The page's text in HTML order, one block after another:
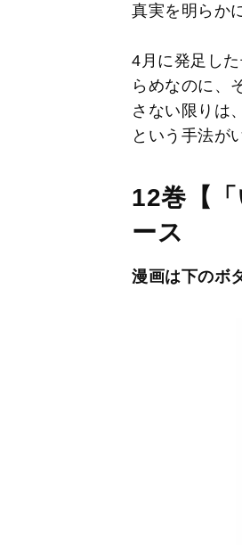
真実を明らか
4月に発足し
らめなのに、
さない限りは
という手法が
12巻【
ース
漫画は下のボ